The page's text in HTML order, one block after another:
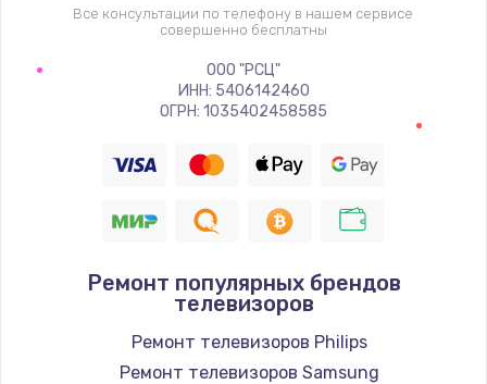
Заказать
Восстановление цепи питания, пайка
880 руб.
390 руб.
Замена Bluetooth/Wi-Fi модуля
800 руб.
Все консультации по телефону в нашем сервисе
совершенно бесплатны
ООО "РСЦ"
ИНН: 5406142460
ОГРН: 1035402458585
Ремонт популярных брендов
телевизоров
Ремонт телевизоров Philips
Ремонт телевизоров Samsung